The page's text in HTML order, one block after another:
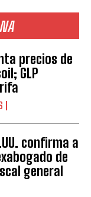
precios de
GLP
confirma a
de
general